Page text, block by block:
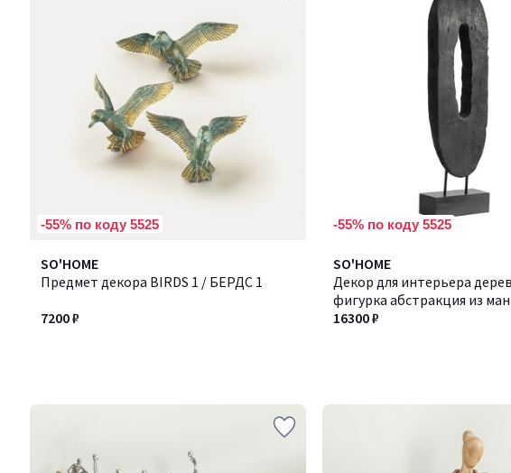
-55% по коду 5525
SO'HOME
Предмет декора BIRDS 1 / БЕРДС 1
7200 ₽
-55% по коду 5525
SO'HOME
Декор для интерьера
фигурка абстракция из
16300 ₽